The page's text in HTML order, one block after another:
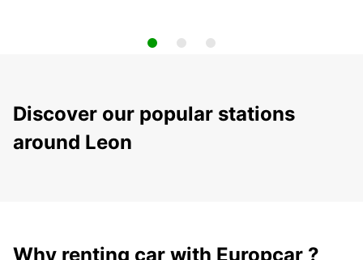
Discover our popular stations
around Leon
Why renting car with Europcar ?